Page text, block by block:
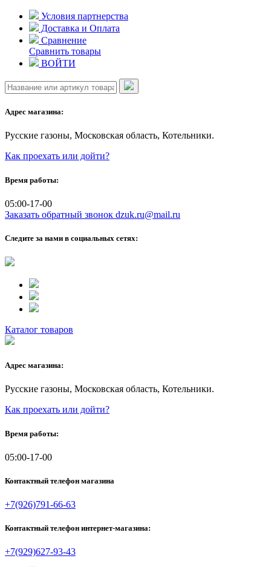
Skip
content
Условия партнерства
Доставка и Оплата
Сравнение
Сравнить товары
ВОЙТИ
Адрес магазина:
Русские газоны, Московская область, Котельники.
Как проехать или дойти?
Время работы:
05:00-17-00
Заказать обратный звонок dzuk.ru@mail.ru
Следите за нами в социальных сетях:
Каталог товаров
Адрес магазина:
Русские газоны, Московская область, Котельники.
Как проехать или дойти?
Время работы:
05:00-17-00
Контактный телефон магазина
+7(926)791-66-63
Контактный телефон интернет-магазина:
+7(929)627-93-43